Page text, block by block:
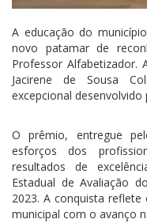
A educação do
novo patamar de
Professor Alfabetizador.
Jacirene de Sousa
excepcional
O prêmio, entregue
esforços dos
resultados de
Estadual de Avaliação
2023. A conquista
municipal com o avanço